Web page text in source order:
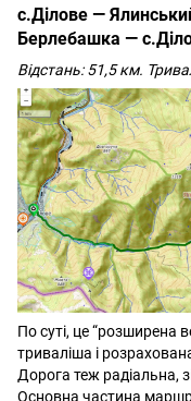
с.Ділове —
Берлебашка —
Відстань: 51,5 км.
По суті, це “розширена
триваліша і
Дорога теж радіальна,
Основна частина